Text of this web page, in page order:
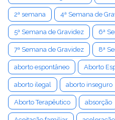
2ª semana 4ª Semana de
5ª Semana de Gravidez 6ª
7ª Semana de Gravidez 8ª
aborto espontâneo Aborto
aborto ilegal aborto inseguro
Aborto Terapêutico absorção